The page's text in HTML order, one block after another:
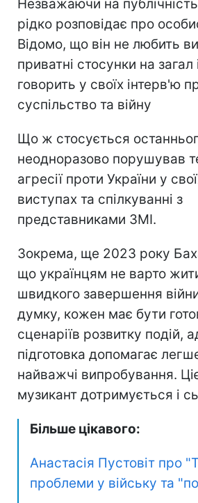
Незважаючи на
рідко розповідає про
Відомо, що він не любить
приватні стосунки на
говорить у своїх інтерв'ю
суспільство та війну
Що ж стосується
неодноразово порушував
агресії проти України у
виступах та спілкуванні з
представниками ЗМІ.
Зокрема, ще 2023 року
що українцям не варто
швидкого завершення
думку, кожен має бути
сценаріїв розвитку подій,
підготовка допомагає
найважчі випробування.
музикант дотримується і
Більше цікавого:
Анастасія Пустовіт про
проблеми у війську та